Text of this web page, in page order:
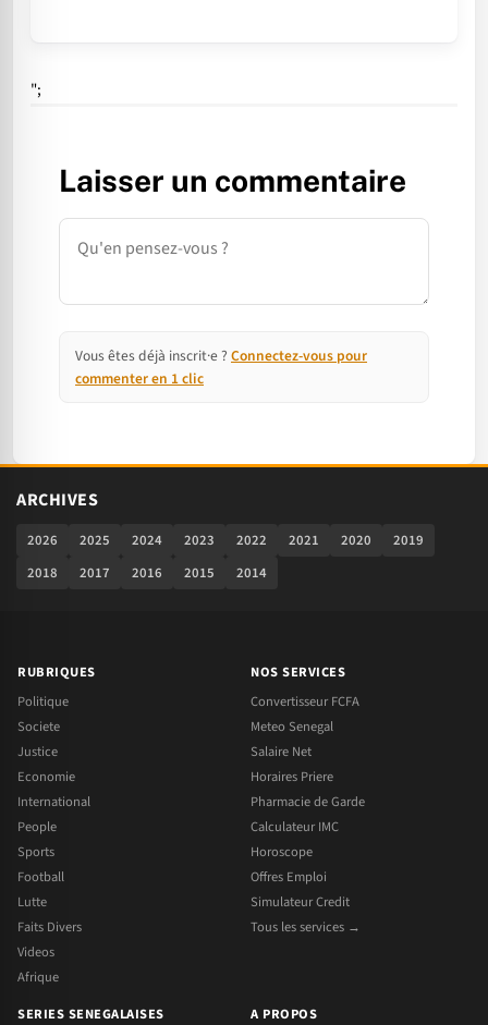
";
Laisser un commentaire
Commentaire
Vous êtes déjà inscrit·e ? Connectez-vous pour
commenter en 1 clic
ARCHIVES
2026 2025 2024 2023 2022 2021 2020
2019
2018
2017 2016 2015 2014
RUBRIQUES
Politique
Societe
Justice
Economie
International
People
Sports
Football
Lutte
Faits Divers
Videos
Afrique
NOS SERVICES
Convertisseur FCFA
Meteo Senegal
Salaire Net
Horaires Priere
Pharmacie de Garde
Calculateur IMC
Horoscope
Offres Emploi
Simulateur Credit
Tous les services →
SERIES SENEGALAISES
A PROPOS